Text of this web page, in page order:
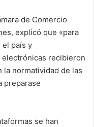
de Comercio
explicó que «para
el país y
recibieron
la normatividad de las
preparase
se han